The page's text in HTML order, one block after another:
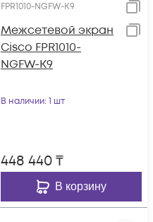
FPR1010-NGFW-K9
Межсетевой экран
Cisco FPR1010-
NGFW-K9
В наличии: 1 шт
448 440₸
В корзину